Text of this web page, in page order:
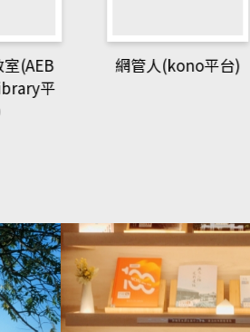
(AEB
平
網管人(kono平台)